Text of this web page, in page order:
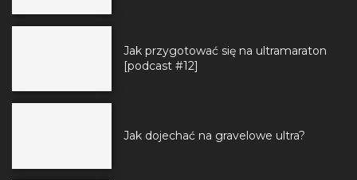
Jak przygotować się na ultramaraton
[podcast #12]
Jak dojechać na gravelowe ultra?